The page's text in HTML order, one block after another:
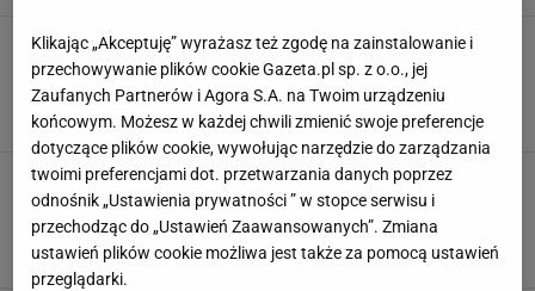
Kosztuje tylko 22,99 zł, a ja oszalałam na jej
punkcie. O tę wiskozową bluzkę pyta mnie
każdy
Eryka Kawalec,5 LISTOPADA 2025, 21:30
Ta klasyczna bluzeczka z kwadratowym
dekoltem sprawdzi się w każdej jesiennej
stylizacji. Cena? 30 zł
Magdalena Pastwa, 1 PAŹDZIERNIKA 2025, 09:00
Klikając „Akceptuję” wyrażasz też zgodę na zainstalowanie i
przechowywanie plików cookie Gazeta.pl sp. z o.o., jej
Zaufanych Partnerów i Agora S.A. na Twoim urządzeniu
końcowym. Możesz w każdej chwili zmienić swoje preferencje
dotyczące plików cookie, wywołując narzędzie do zarządzania
twoimi preferencjami dot. przetwarzania danych poprzez
odnośnik „Ustawienia prywatności ” w stopce serwisu i
przechodząc do „Ustawień Zaawansowanych”. Zmiana
ustawień plików cookie możliwa jest także za pomocą ustawień
przeglądarki.